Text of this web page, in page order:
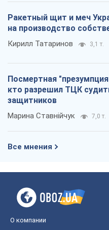
Ракетный щит и меч
на производство
Кирилл Татаринов 3,1 т.
Посмертная
кто разрешил ТЦК
защитников
Марина Ставнійчук 7,0 т.
Все мнения
О компании